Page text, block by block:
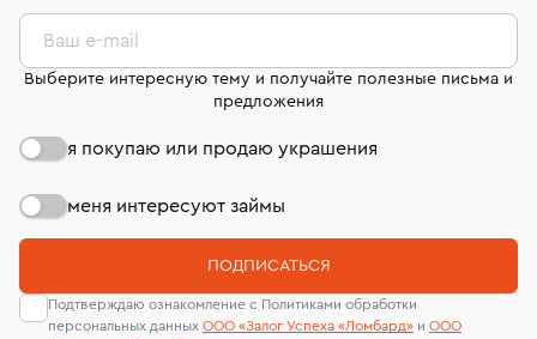
комиссионных украшений и часов смотрите на
странице«Возврат украшений»
лабораторий
Ваш e-mail
Выберите интересную тему и получайте полезные письма и
предложения
я покупаю или продаю украшения
меня интересуют займы
ПОДПИСАТЬСЯ
Подтверждаю ознакомление с Политиками обработки
персональных данных ООО «Залог Успеха «Ломбард» и ООО